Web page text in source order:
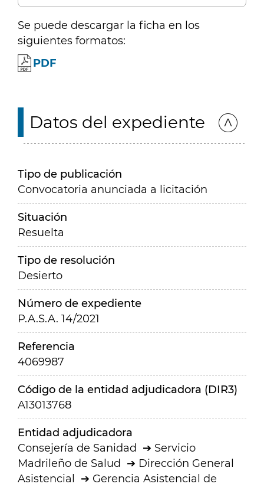
Se puede descargar la ficha en los
siguientes formatos:
PDF
Datos del expediente
Tipo de publicación
Convocatoria anunciada a licitación
Situación
Resuelta
Tipo de resolución
Desierto
Número de expediente
P.A.S.A. 14/2021
Referencia
4069987
Código de la entidad adjudicadora (DIR3)
A13013768
Entidad adjudicadora
Consejería de Sanidad
Servicio
Madrileño de Salud
Dirección General
Asistencial
Gerencia Asistencial de